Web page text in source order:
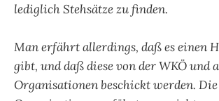
lediglich Stehsätze zu finden.
Man erfährt allerdings, daß es einen
gibt, und daß diese von der WKÖ und
Organisationen beschickt werden.